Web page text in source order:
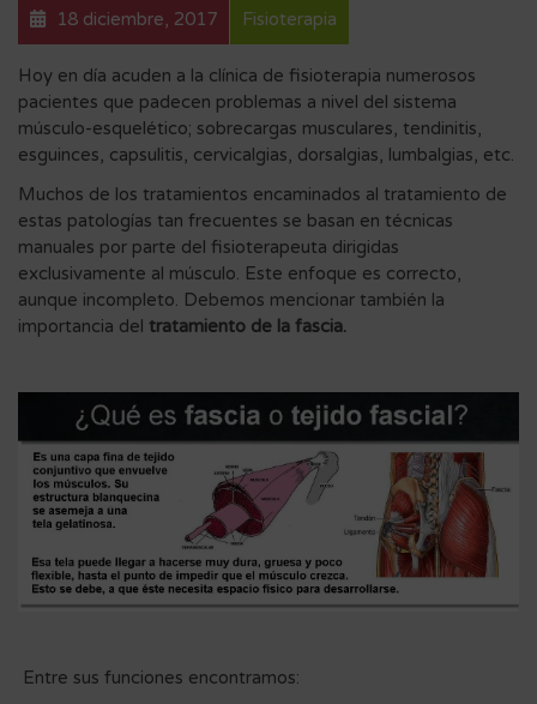
18 diciembre, 2017 Fisioterapia
Hoy en día acuden a la clínica de fisioterapia numerosos
pacientes que padecen problemas a nivel del sistema
músculo-esquelético; sobrecargas musculares, tendinitis,
esguinces, capsulitis, cervicalgias, dorsalgias, lumbalgias, etc.
Muchos de los tratamientos encaminados al tratamiento de
estas patologías tan frecuentes se basan en técnicas
manuales por parte del fisioterapeuta dirigidas
exclusivamente al músculo. Este enfoque es correcto,
aunque incompleto. Debemos mencionar también la
importancia del tratamiento de la fascia.
Entre sus funciones encontramos: